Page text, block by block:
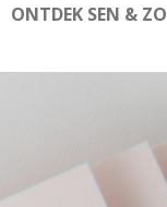
ONTDEK SEN & ZO